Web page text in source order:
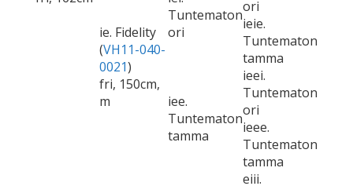
ie. Fidelity
(VH11-040-
0021)
fri, 150cm,
m
Tuntematon
ori
ori
ieie.
Tuntematon
tamma
iee.
Tuntematon
tamma
ieei.
Tuntematon
ori
ieee.
Tuntematon
tamma
eiii.